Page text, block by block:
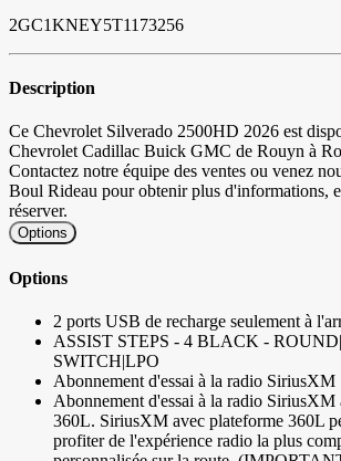
2GC1KNEY5T1173256
Description
Ce Chevrolet Silverado 2500HD 2026 est
Chevrolet Cadillac Buick GMC de Rouyn à
Contactez notre équipe des ventes ou venez
Boul Rideau pour obtenir plus d'informations,
réserver.
Options
Options
2 ports USB de recharge seulement à
ASSIST STEPS - 4 BLACK -
SWITCH|LPO
Abonnement d'essai à la radio SiriusXM
Abonnement d'essai à la radio SiriusXM
360L. SiriusXM avec plateforme 360L
profiter de l'expérience radio la plus